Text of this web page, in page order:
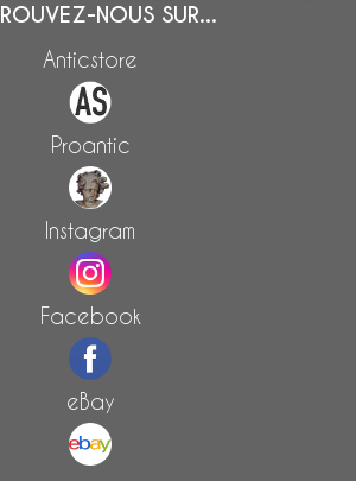
NOUS SUR...
Anticstore
Proantic
Instagram
Facebook
eBay